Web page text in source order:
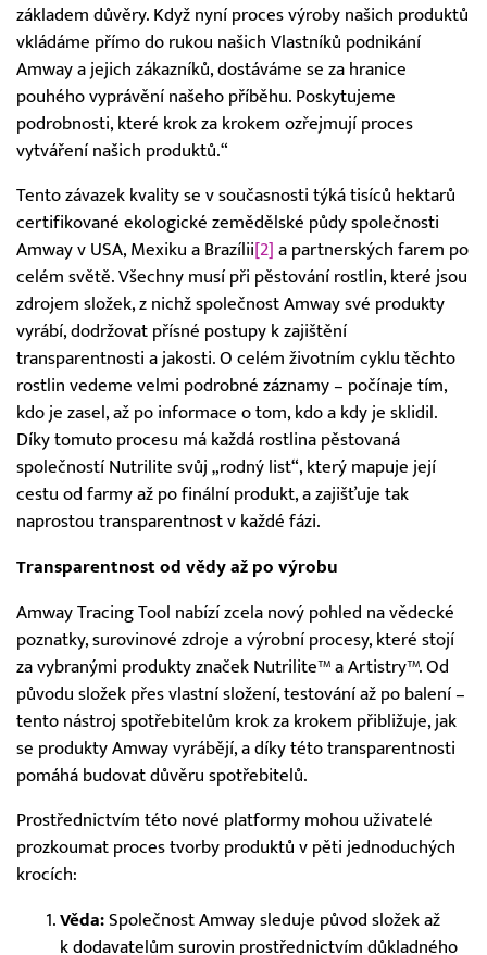
základem důvěry. Když nyní proces výroby našich produktů
vkládáme přímo do rukou našich Vlastníků podnikání
Amway a jejich zákazníků, dostáváme se za hranice
pouhého vyprávění našeho příběhu. Poskytujeme
podrobnosti, které krok za krokem ozřejmují proces
vytváření našich produktů.“
Tento závazek kvality se v současnosti týká tisíců hektarů
certifikované ekologické zemědělské půdy společnosti
Amway v USA, Mexiku a Brazílii[2] a partnerských farem po
celém světě. Všechny musí při pěstování rostlin, které jsou
zdrojem složek, z nichž společnost Amway své produkty
vyrábí, dodržovat přísné postupy k zajištění
transparentnosti a jakosti. O celém životním cyklu těchto
rostlin vedeme velmi podrobné záznamy – počínaje tím,
kdo je zasel, až po informace o tom, kdo a kdy je sklidil.
Díky tomuto procesu má každá rostlina pěstovaná
společností Nutrilite svůj „rodný list“, který mapuje její
cestu od farmy až po finální produkt, a zajišťuje tak
naprostou transparentnost v každé fázi.
Transparentnost od vědy až po výrobu
Amway Tracing Tool nabízí zcela nový pohled na vědecké
poznatky, surovinové zdroje a výrobní procesy, které stojí
za vybranými produkty značek Nutrilite™ a Artistry™. Od
původu složek přes vlastní složení, testování až po balení –
tento nástroj spotřebitelům krok za krokem přibližuje, jak
se produkty Amway vyrábějí, a díky této transparentnosti
pomáhá budovat důvěru spotřebitelů.
Prostřednictvím této nové platformy mohou uživatelé
prozkoumat proces tvorby produktů v pěti jednoduchých
krocích:
Věda: Společnost Amway sleduje původ složek až
k dodavatelům surovin prostřednictvím důkladného